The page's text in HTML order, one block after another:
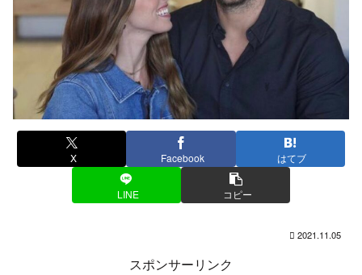
X Facebook はてブ
LINE コピー
2021.11.05
スポンサーリンク